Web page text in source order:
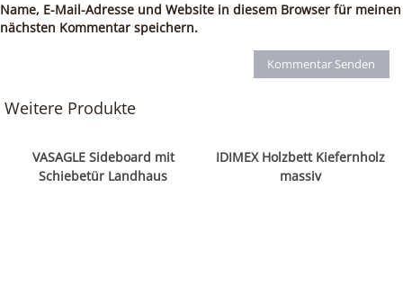
Name, E-Mail-Adresse und Website in diesem Browser für meinen
nächsten Kommentar speichern.
Weitere Produkte
VASAGLE Sideboard mit
Schiebetür Landhaus
IDIMEX Holzbett Kiefernholz
massiv